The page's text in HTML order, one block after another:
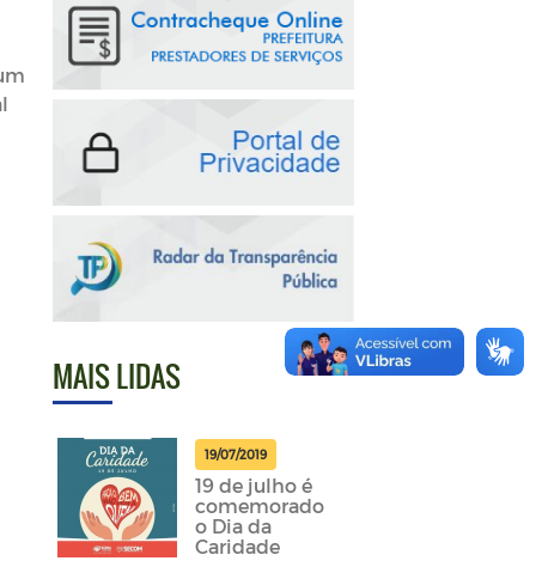
MAIS LIDAS
19/07/2019
19 de julho é
comemorado
o Dia da
Caridade